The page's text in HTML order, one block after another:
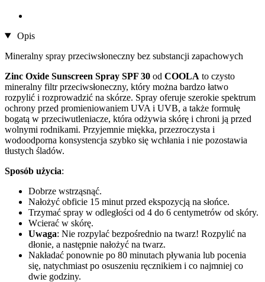
Opis
Mineralny spray przeciwsłoneczny bez substancji zapachowych
Zinc Oxide Sunscreen Spray SPF 30 od COOLA to czysto
mineralny filtr przeciwsłoneczny, który można bardzo łatwo
rozpylić i rozprowadzić na skórze. Spray oferuje szerokie spektrum
ochrony przed promieniowaniem UVA i UVB, a także formułę
bogatą w przeciwutleniacze, która odżywia skórę i chroni ją przed
wolnymi rodnikami. Przyjemnie miękka, przezroczysta i
wodoodporna konsystencja szybko się wchłania i nie pozostawia
tłustych śladów.
Sposób użycia:
Dobrze wstrząsnąć.
Nałożyć obficie 15 minut przed ekspozycją na słońce.
Trzymać spray w odległości od 4 do 6 centymetrów od skóry.
Wcierać w skórę.
Uwaga: Nie rozpylać bezpośrednio na twarz! Rozpylić na
dłonie, a następnie nałożyć na twarz.
Nakładać ponownie po 80 minutach pływania lub pocenia
się, natychmiast po osuszeniu ręcznikiem i co najmniej co
dwie godziny.